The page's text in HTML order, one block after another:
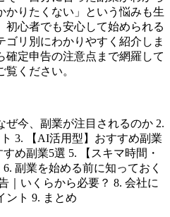
かりたくない」という悩みも生
初心者でも安心して始められる
ゴリ別にわかりやすく紹介しま
確定申告の注意点まで網羅して
ください。
ぜ今、副業が注目されるのか 2.
3. 【AI活用型】おすすめ副業
め副業5選 5. 【スキマ時間・
副業を始める前に知っておく
｜いくらから必要？ 8. 会社に
ント 9. まとめ